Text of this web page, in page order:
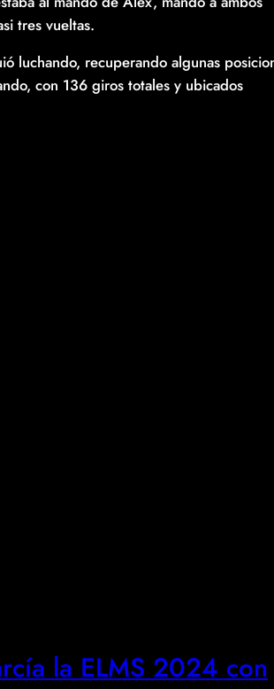
tres vueltas.
luchando, recuperando algunas
con 136 giros totales y ubicados
la ELMS 2024 con